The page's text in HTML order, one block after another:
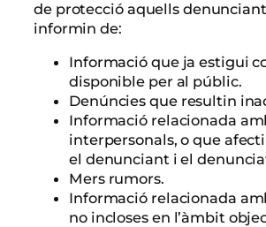
de protecció aquells
informin de:
Informació que ja estigui
disponible per al públic.
Denúncies que resultin
Informació relacionada
interpersonals, o que
el denunciant i el
Mers rumors.
Informació relacionada
no incloses en l’àmbit